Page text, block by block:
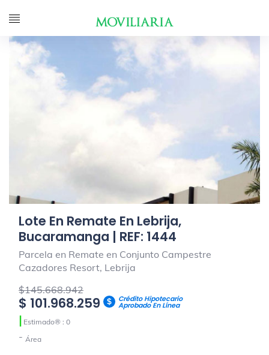
Lote En Remate En Lebrija,
Bucaramanga | REF: 1444
Parcela en Remate en Conjunto Campestre
Cazadores Resort, Lebrija
$145.668.942
$ 101.968.259 Crédito Hipotecario
Aprobado En Línea
| Estimado® : 0
- Área